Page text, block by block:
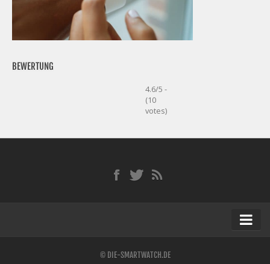
BEWERTUNG
4.6/5 -
(10
votes)
© DIE-SMARTWATCH.DE